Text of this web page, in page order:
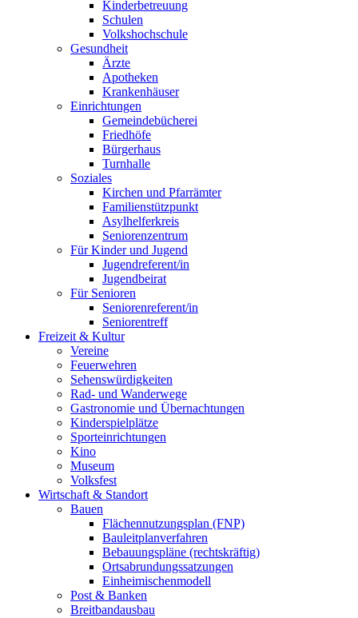
Kinderbetreuung
Schulen
Volkshochschule
Gesundheit
Ärzte
Apotheken
Krankenhäuser
Einrichtungen
Gemeindebücherei
Friedhöfe
Bürgerhaus
Turnhalle
Soziales
Kirchen und Pfarrämter
Familienstützpunkt
Asylhelferkreis
Seniorenzentrum
Für Kinder und Jugend
Jugendreferent/in
Jugendbeirat
Für Senioren
Seniorenreferent/in
Seniorentreff
Freizeit & Kultur
Vereine
Feuerwehren
Sehenswürdigkeiten
Rad- und Wanderwege
Gastronomie und Übernachtungen
Kinderspielplätze
Sporteinrichtungen
Kino
Museum
Volksfest
Wirtschaft & Standort
Bauen
Flächennutzungsplan (FNP)
Bauleitplanverfahren
Bebauungspläne (rechtskräftig)
Ortsabrundungssatzungen
Einheimischenmodell
Post & Banken
Breitbandausbau